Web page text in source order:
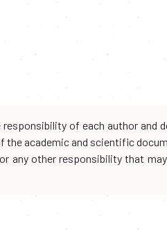
of each author
academic and scientific
any other responsibility that